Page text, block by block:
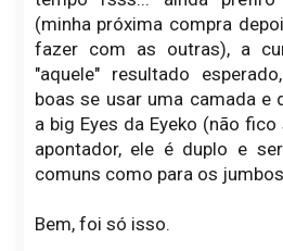
(minha próxima compra
fazer com as outras), a
"aquele" resultado
boas se usar uma camada e
a big Eyes da Eyeko (não
apontador, ele é duplo e
comuns como para os
Bem, foi só isso.